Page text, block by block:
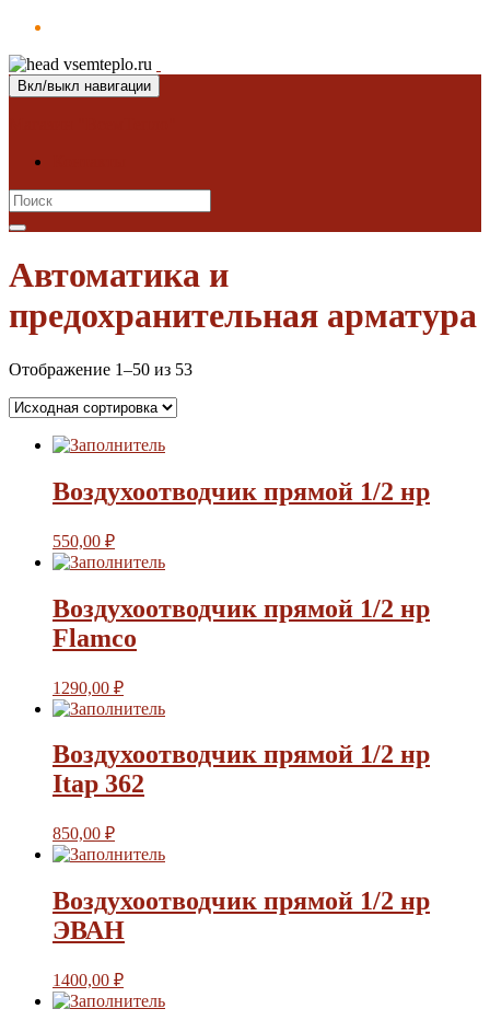
Вкл/выкл навигации
Search
for:
Автоматика и
предохранительная арматура
Отображение 1–50 из 53
Воздухоотводчик прямой 1/2 нр
550,00 ₽
Воздухоотводчик прямой 1/2 нр
Flamco
1290,00 ₽
Воздухоотводчик прямой 1/2 нр
Itap 362
850,00 ₽
Воздухоотводчик прямой 1/2 нр
ЭВАН
1400,00 ₽